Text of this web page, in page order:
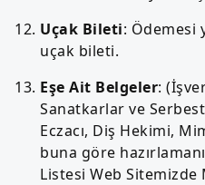
Uçak Bileti: Ödemesi
uçak bileti.
Eşe Ait Belgeler:
Sanatkarlar ve
Eczacı, Diş Hekimi,
buna göre
Listesi Web Sitemizde